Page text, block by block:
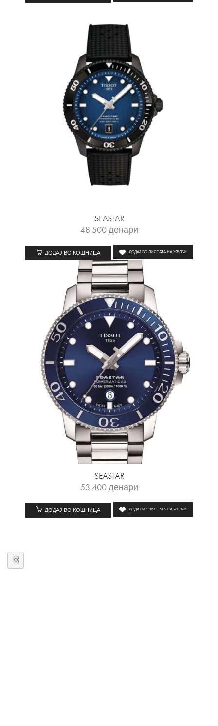
SEASTAR
48.500денари
ДОДАЈ ВО КОШНИЦА ДОДАЈ ВО ЛИСТАТА НА ЖЕЛБИ
SEASTAR
53.400денари
ДОДАЈ ВО КОШНИЦА ДОДАЈ ВО ЛИСТАТА НА ЖЕЛБИ